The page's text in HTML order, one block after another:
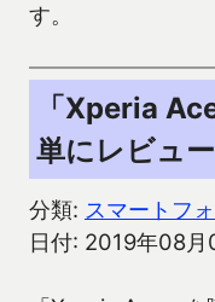
す。
「Xperia
単にレビュー
分類: スマートフ
日付: 2019年08月